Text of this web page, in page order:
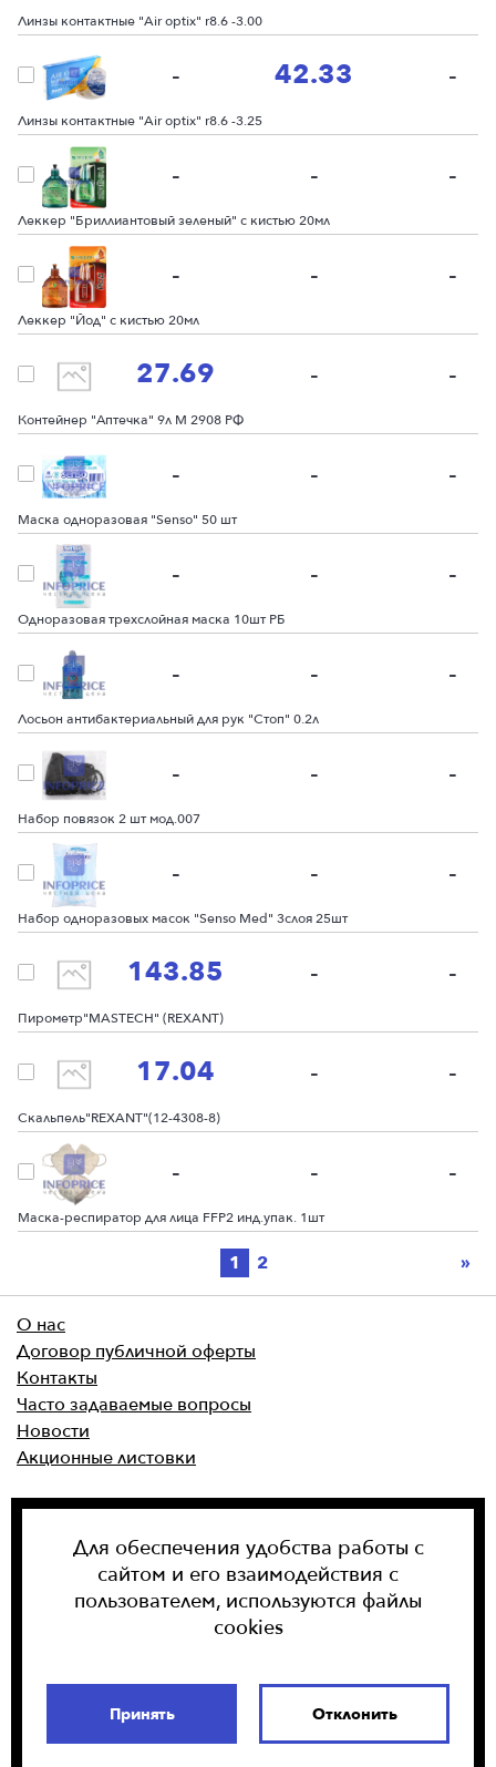
Линзы контактные "Air optix" r8.6 -3.00
Линзы контактные "Air optix" r8.6 -3.25
Леккер "Бриллиантовый зеленый" с кистью 20мл
Леккер "Йод" с кистью 20мл
Контейнер "Аптечка" 9л М 2908 РФ
Маска одноразовая "Senso" 50 шт
Одноразовая трехслойная маска 10шт РБ
Лосьон антибактериальный для рук "Стоп" 0.2л
Набор повязок 2 шт мод.007
Набор одноразовых масок "Senso Med" 3слоя 25шт
Пирометр"MASTECH" (REXANT)
Скальпель"REXANT"(12-4308-8)
Маска-респиратор для лица FFP2 инд.упак. 1шт
-
-
-
27.69
-
-
-
-
-
143.85
17.04
-
42.33
-
-
-
-
-
-
-
-
-
-
-
-
-
-
-
-
-
-
-
-
-
-
-
1 2 »
Для обеспечения удобства работы с
сайтом и его взаимодействия с
пользователем, используются файлы
cookies
Принять Отклонить
О нас
Договор публичной оферты
Контакты
Часто задаваемые вопросы
Новости
Акционные листовки
Политика ООО «ИнфоПрайс» в отношении
Политика ООО «ИнфоПрайс» в области обработки
персональных данных
Мы в мобильном приложении
Мы в Инстаграм